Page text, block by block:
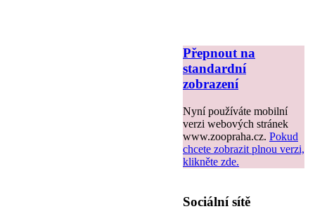
Přepnout na
standardní
zobrazení
Nyní používáte mobilní
verzi webových stránek
www.zoopraha.cz. Pokud
chcete zobrazit plnou verzi,
klikněte zde.
Sociální sítě